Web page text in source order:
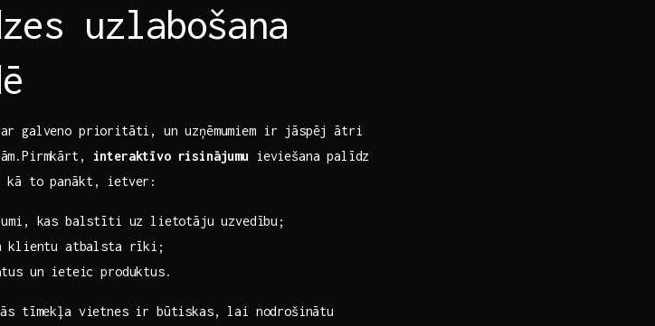
uzlabošana
‌galveno prioritāti, un uzņēmumiem ir jāspēj ātri
interaktīvo risinājumu ieviešana palīdz
to panākt, ietver:
kas balstīti uz lietotāju uzvedību;
klientu atbalsta rīki;
un ieteic produktus.
tīmekļa vietnes ir būtiskas, lai nodrošinātu